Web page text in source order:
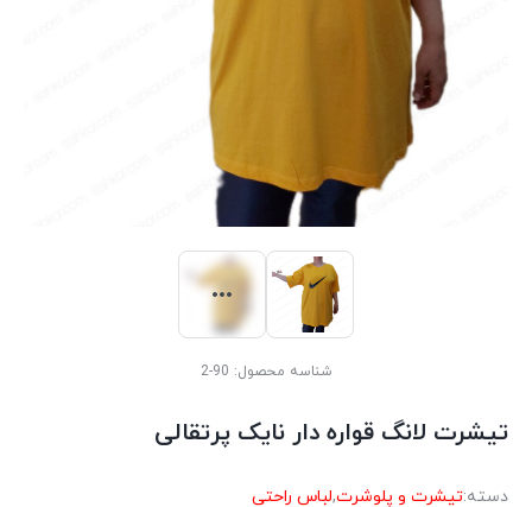
شناسه محصول: 90-2
تیشرت لانگ قواره دار نایک پرتقالی
دسته:تیشرت و پلوشرت,لباس راحتی